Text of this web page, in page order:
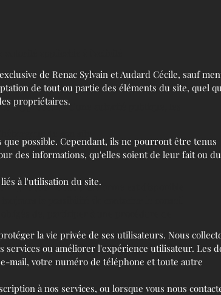
l'approbation d'une autorité publique, les
de son site
(OS). Cette plateforme est disponible
de, participer à une procédure de
de Renac Sylvain et Audard Cécile, sauf
de tout ou partie des éléments du site, quel
propriétaires.
possible. Cependant, ils ne pourront être tenus
des informations, qu'elles soient de leur fait ou
à l'utilisation du site.
la vie privée de ses utilisateurs. Nous
ou améliorer l'expérience utilisateur. Les
mail, votre numéro de téléphone et toute autre
à nos services, ou lorsque vous nous